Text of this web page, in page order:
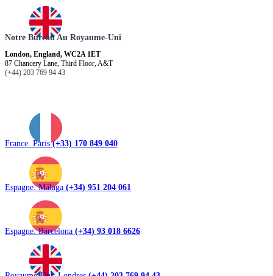
Notre Bureau Au Royaume-Uni
London, England, WC2A 1ET
87 Chancery Lane, Third Floor, A&T
(+44) 203 769 94 43
France. Paris(+33) 170 849 040
Espagne. Málaga (+34) 951 204 061
Espagne. Barcelona (+34) 93 018 6626